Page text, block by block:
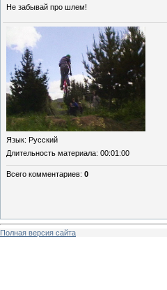
Не забывай про шлем!
Язык: Русский
Длительность материала: 00:01:00
Всего комментариев: 0
Полная версия сайта